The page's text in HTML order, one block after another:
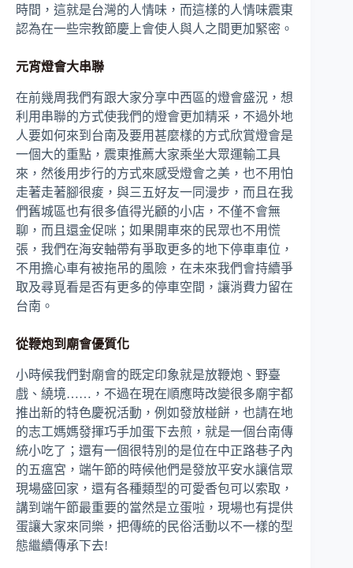
時間，這就是台灣的人情味，而這樣的人情味震東
認為在一些宗教節慶上會使人與人之間更加緊密。
元宵燈會大串聯
在前幾周我們有跟大家分享中西區的燈會盛況，想
利用串聯的方式使我們的燈會更加精采，不過外地
人要如何來到台南及要用甚麼樣的方式欣賞燈會是
一個大的重點，震東推薦大家乘坐大眾運輸工具
來，然後用步行的方式來感受燈會之美，也不用怕
走著走著腳很痠，與三五好友一同漫步，而且在我
們舊城區也有很多值得光顧的小店，不僅不會無
聊，而且還金促咪；如果開車來的民眾也不用慌
張，我們在海安軸帶有爭取更多的地下停車車位，
不用擔心車有被拖吊的風險，在未來我們會持續爭
取及尋覓看是否有更多的停車空間，讓消費力留在
台南。
從鞭炮到廟會優質化
小時候我們對廟會的既定印象就是放鞭炮、野臺
戲、繞境……，不過在現在順應時改變很多廟宇都
推出新的特色慶祝活動，例如發放椪餅，也請在地
的志工媽媽發揮巧手加蛋下去煎，就是一個台南傳
統小吃了；還有一個很特別的是位在中正路巷子內
的五瘟宮，端午節的時候他們是發放平安水讓信眾
現場盛回家，還有各種類型的可愛香包可以索取，
講到端午節最重要的當然是立蛋啦，現場也有提供
蛋讓大家來同樂，把傳統的民俗活動以不一樣的型
態繼續傳承下去!